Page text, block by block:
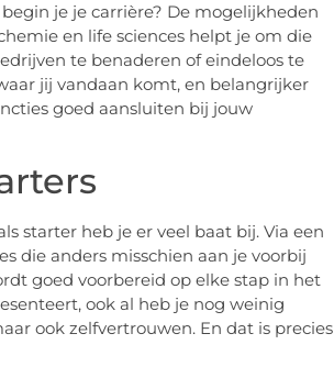
je je carrière? De mogelijkheden
en life sciences helpt je om die
te benaderen of eindeloos te
jij vandaan komt, en belangrijker
goed aansluiten bij jouw
starter heb je er veel baat bij. Via een
die anders misschien aan je voorbij
goed voorbereid op elke stap in het
ook al heb je nog weinig
ook zelfvertrouwen. En dat is precies